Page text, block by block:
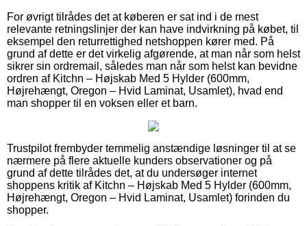
For øvrigt tilrådes det at køberen er sat ind i de mest
relevante retningslinjer der kan have indvirkning på købet, til
eksempel den returrettighed netshoppen kører med. På
grund af dette er det virkelig afgørende, at man når som helst
sikrer sin ordremail, således man når som helst kan bevidne
ordren af Kitchn – Højskab Med 5 Hylder (600mm,
Højrehængt, Oregon – Hvid Laminat, Usamlet), hvad end
man shopper til en voksen eller et barn.
Trustpilot frembyder temmelig anstændige løsninger til at se
nærmere på flere aktuelle kunders observationer og på
grund af dette tilrådes det, at du undersøger internet
shoppens kritik af Kitchn – Højskab Med 5 Hylder (600mm,
Højrehængt, Oregon – Hvid Laminat, Usamlet) forinden du
shopper.